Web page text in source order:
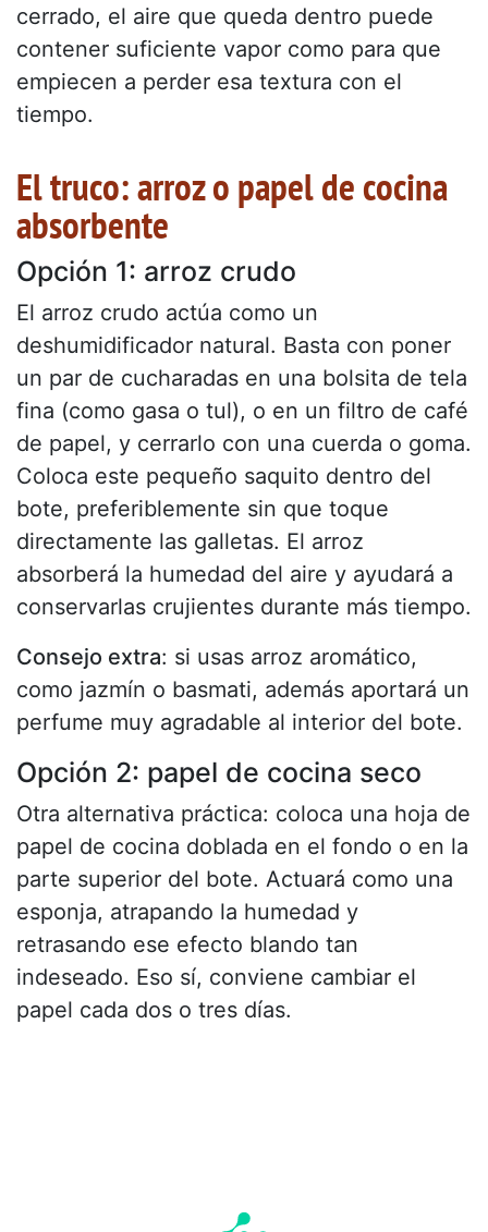
cerrado, el aire que queda dentro puede
contener suficiente vapor como para que
empiecen a perder esa textura con el
tiempo.
El truco: arroz o papel de cocina
absorbente
Opción 1: arroz crudo
El arroz crudo actúa como un
deshumidificador natural. Basta con poner
un par de cucharadas en una bolsita de tela
fina (como gasa o tul), o en un filtro de café
de papel, y cerrarlo con una cuerda o goma.
Coloca este pequeño saquito dentro del
bote, preferiblemente sin que toque
directamente las galletas. El arroz
absorberá la humedad del aire y ayudará a
conservarlas crujientes durante más tiempo.
Consejo extra: si usas arroz aromático,
como jazmín o basmati, además aportará un
perfume muy agradable al interior del bote.
Opción 2: papel de cocina seco
Otra alternativa práctica: coloca una hoja de
papel de cocina doblada en el fondo o en la
parte superior del bote. Actuará como una
esponja, atrapando la humedad y
retrasando ese efecto blando tan
indeseado. Eso sí, conviene cambiar el
papel cada dos o tres días.